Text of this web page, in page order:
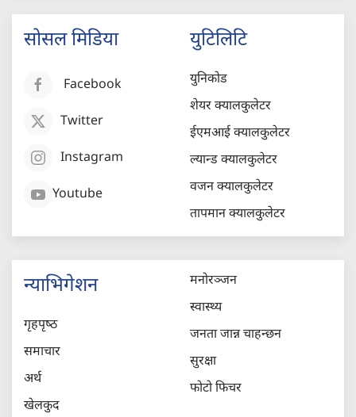
सोसल मिडिया
Facebook
Twitter
Instagram
Youtube
युटिलिटि
युनिकोड
शेयर क्यालकुलेटर
ईएमआई क्यालकुलेटर
ल्यान्ड क्यालकुलेटर
वजन क्यालकुलेटर
तापमान क्यालकुलेटर
न्याभिगेशन
गृहपृष्‍ठ
समाचार
अर्थ
खेलकुद
मनोरञ्जन
स्वास्थ्य
जनता जान्न चाहन्छन
सुरक्षा
फोटो फिचर